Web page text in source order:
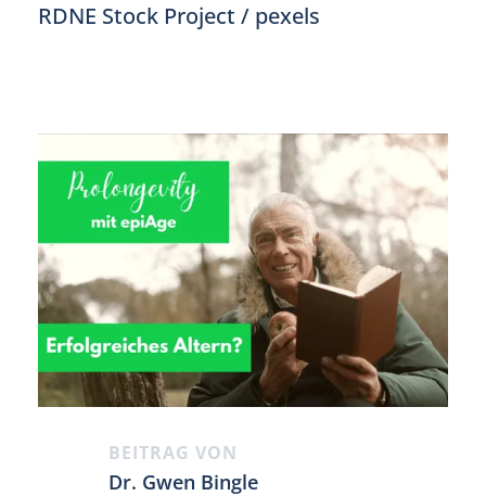
RDNE Stock Project / pexels
BEITRAG VON
Dr. Gwen Bingle